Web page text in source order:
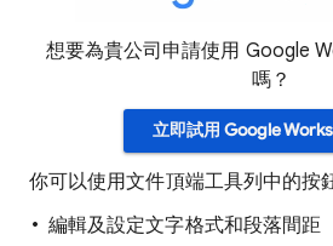
想要為貴公司申請使用 Google
嗎？
立即試用 Google
你可以使用文件頂端工具列中的按
編輯及設定文字格式和段落間距